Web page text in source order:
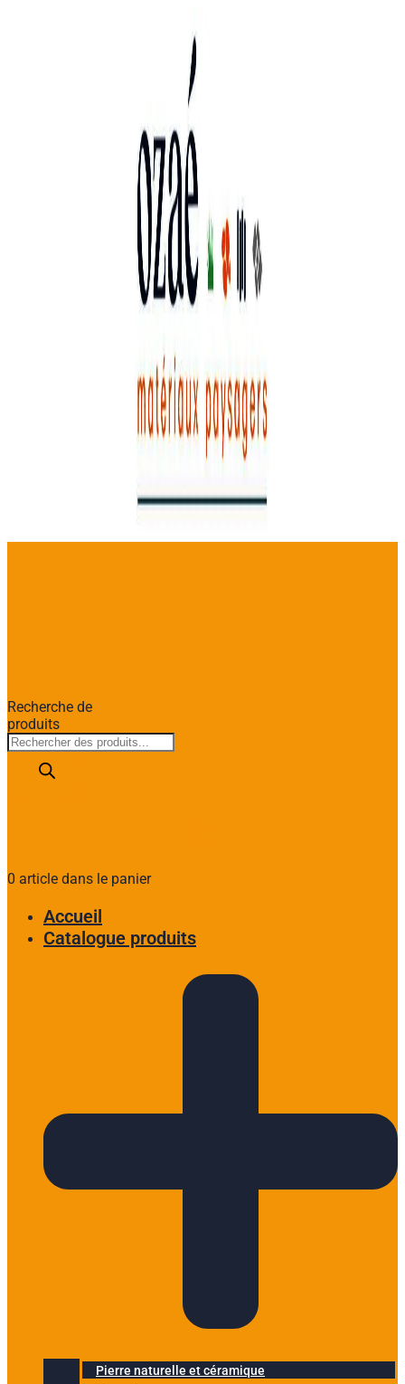
Recherche de
produits
0 article dans le panier
Accueil
Catalogue produits
Pierre naturelle et céramique